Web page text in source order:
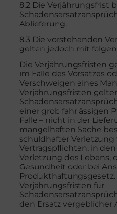
8.2 Die Verjährungsfrist
Ablieferung.
8.3 Die vorstehenden
gelten jedoch mit
Die Verjährungsfristen
im Falle des Vorsatzes
Verschweigen eines
Verjährungsfristen
einer grob fahrlässigen
Falle – nicht in der
mangelhaften Sache
schuldhafter
Vertragspflichten, in den
Verletzung des Lebens,
Gesundheit oder bei
Produkthaftungsgesetz.
Verjährungsfristen für
den Ersatz vergeblicher